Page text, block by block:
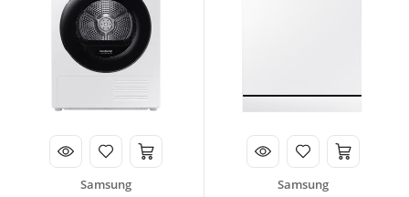
Motorsikletler
Samsung
Samsung